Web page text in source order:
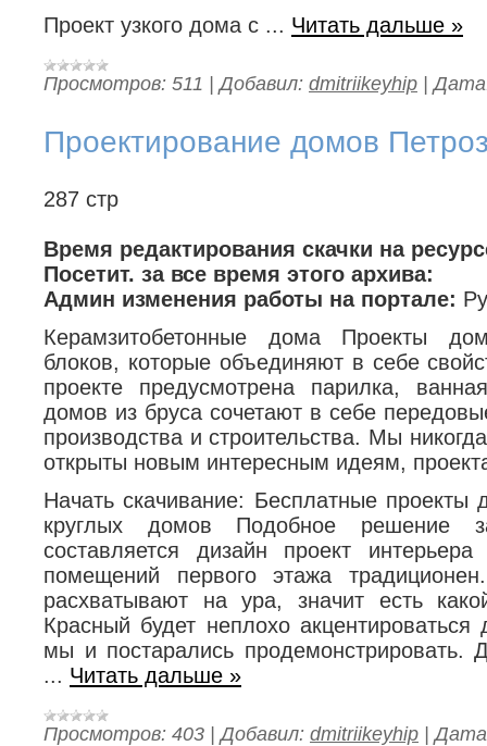
Проект узкого дома с ... Читать дальше »
Просмотров: 511 |Добавил: dmitriikeyhip |
Проектирование домов
287 стр
Время редактирования скачки на
Посетит. за все время этого архива:
Админ изменения работы на портале:
Керамзитобетонные дома Проекты
блоков, которые объединяют в себе
проекте предусмотрена парилка,
домов из бруса сочетают в себе
производства и строительства. Мы
открыты новым интересным идеям,
Начать скачивание: Бесплатные
круглых домов Подобное решение
составляется дизайн проект
помещений первого этажа
расхватывают на ура, значит есть
Красный будет неплохо
мы и постарались продемонстрировать.
... Читать дальше »
Просмотров: 403 |Добавил: dmitriikeyhip |